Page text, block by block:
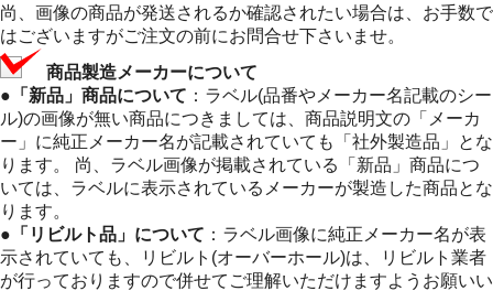
尚、画像の商品が発送されるか確認されたい場合は、お手数で
はございますがご注文の前にお問合せ下さいませ。
商品製造メーカーについて
●「新品」商品について ：ラベル(品番やメーカー名記載のシー
ル)の画像が無い商品につきましては、商品説明文の「メーカ
ー」に純正メーカー名が記載されていても「社外製造品」とな
ります。 尚、ラベル画像が掲載されている「新品」商品につ
いては、ラベルに表示されているメーカーが製造した商品とな
ります。
●「リビルト品」について ：ラベル画像に純正メーカー名が表
示されていても、リビルト(オーバーホール)は、リビルト業者
が行っておりますので併せてご理解いただけますようお願いい